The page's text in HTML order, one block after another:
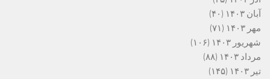
آبان ۱۴۰۳
(۴۰)
مهر ۱۴۰۳
(۷۱)
شهریور ۱۴۰۳
(۱۰۶)
مرداد ۱۴۰۳
(۸۸)
تیر ۱۴۰۳
(۱۴۵)